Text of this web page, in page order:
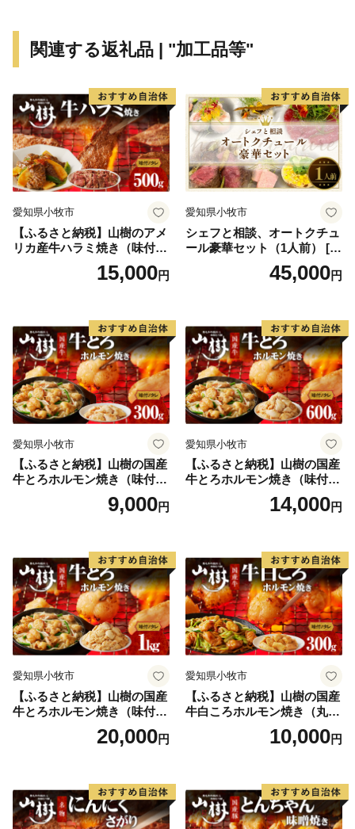
特に、結婚から出産・子育てまで切れ目のない支援を積
どもたちが住みやすいまちづくりを進めています。ま
た、観光客の方に更に楽しんでいただけるように観光施
策にも力を入れています。子どもたちをはじめとした町
民の方、観光客の方の笑顔で溢れるまちづくりを行って
参りますので温かいご支援、寄附金を心よりお待ちして
観光地「長瀞」へ是非遊びに来て楽しんでください！
※お礼品の贈呈は、町外にお住まいの方です。
品を受取る事ができます。
関連する返礼品 | "加工品等"
愛知県小牧市
【ふるさと納税】山樹のアメ
リカ産牛ハラミ焼き（味付）
15,000円
愛知県小牧市
シェフと相談、オートクチュ
ール豪華セット（1人前） [04
45,000円
愛知県小牧市
【ふるさと納税】山樹の国産
牛とろホルモン焼き（味付/
9,000円
愛知県小牧市
【ふるさと納税】山樹の国産
牛とろホルモン焼き（味付/
タレ） 600g ホルモン 肉
牛肉 山樹 国産牛 とろホルモ
タレ にんにく バーベキュー
BBQ 炒め物 ホルモン丼 野菜
炒め 焼きうどん 下処理済み
愛知県 小牧市 冷凍 送料無料
14,000円
愛知県小牧市
【ふるさと納税】山樹の国産
牛とろホルモン焼き（味付
20,000円
愛知県小牧市
【ふるさと納税】山樹の国産
牛白ころホルモン焼き（丸
腸）味付 300g 肉 牛肉 山
樹 国産牛 白ころホルモン焼
ベキュー 炒め物 ホルモン丼
野菜炒め 焼きうどん 下処理
済み 愛知県 小牧市 送料無料
10,000円